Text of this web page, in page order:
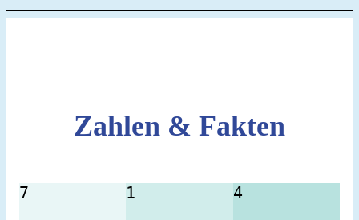
Zahlen & Fakten
7
1
4